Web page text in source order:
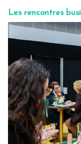
Les rencontres